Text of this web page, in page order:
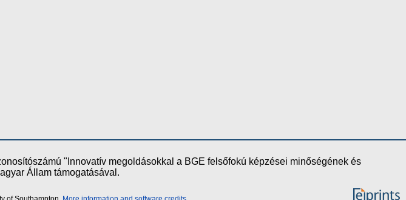
"Innovatív megoldásokkal a BGE felsőfokú képzései minőségének és
Állam támogatásával.